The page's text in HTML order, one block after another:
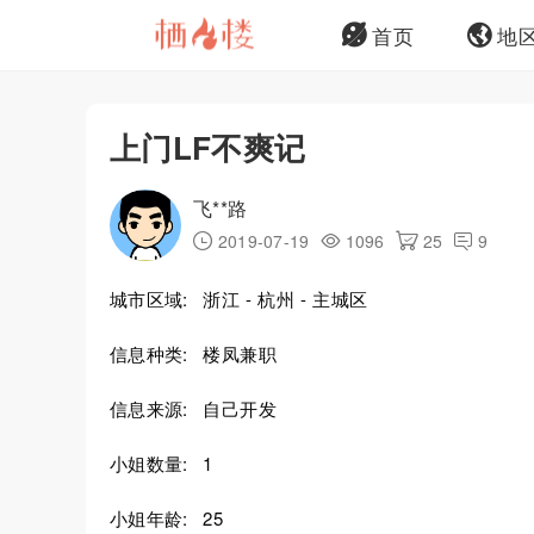
首页 地
上门LF不爽记
飞**路
2019-07-19 1096 25 9
城市区域: 浙江 - 杭州 - 主城区
信息种类: 楼凤兼职
信息来源: 自己开发
小姐数量: 1
小姐年龄: 25